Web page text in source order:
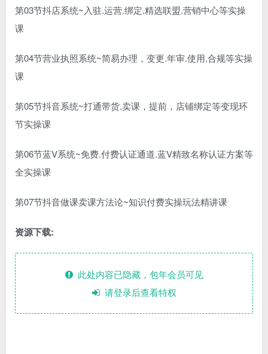
第03节抖店系统~入驻.运营.绑定.精选联盟.营销中心等实操
课
第04节营业执照系统~简易办理，变更.年审.使用.合规等实操
课
第05节抖音系统~打通带货.卖课，提前，店铺绑定等变现环
节实操课
第06节蓝V系统~免费.付费认证通道.蓝V精致名称认证方案等
全实操课
第07节抖音做课卖课方法论~知识付费实操玩法精讲课
资源下载:
此处内容已隐藏，包年会员可见
请登录后查看特权